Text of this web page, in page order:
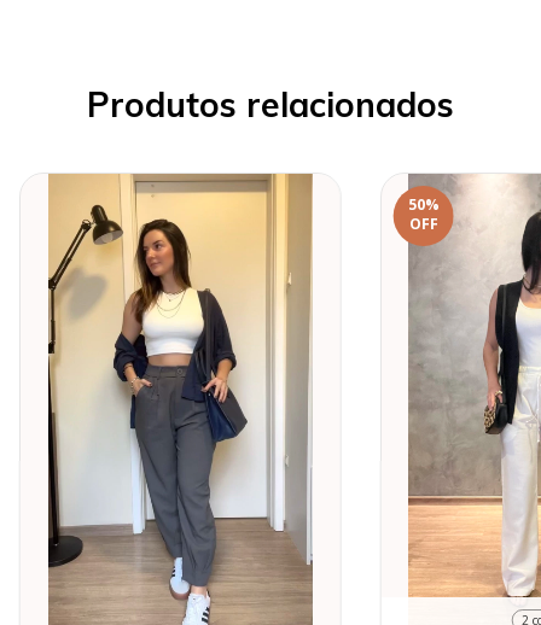
Produtos relacionados
50%
OFF
2